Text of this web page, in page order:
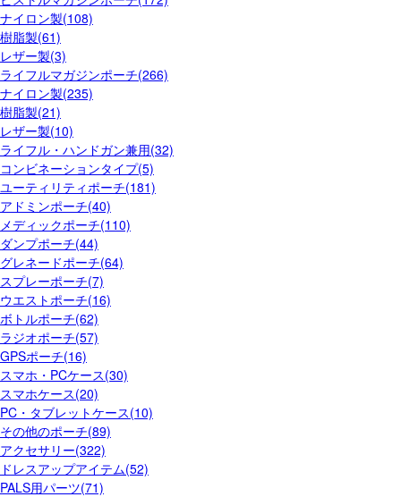
ナイロン製(108)
樹脂製(61)
レザー製(3)
ライフルマガジンポーチ(266)
ナイロン製(235)
樹脂製(21)
レザー製(10)
ライフル・ハンドガン兼用(32)
コンビネーションタイプ(5)
ユーティリティポーチ(181)
アドミンポーチ(40)
メディックポーチ(110)
ダンプポーチ(44)
グレネードポーチ(64)
スプレーポーチ(7)
ウエストポーチ(16)
ボトルポーチ(62)
ラジオポーチ(57)
GPSポーチ(16)
スマホ・PCケース(30)
スマホケース(20)
PC・タブレットケース(10)
その他のポーチ(89)
アクセサリー(322)
ドレスアップアイテム(52)
PALS用パーツ(71)